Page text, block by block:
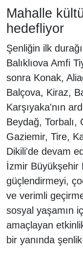
Mahalle
hedefliyor
Şenliğin ilk
Balıklıova Amfi
sonra Konak,
Balçova, Kiraz,
Karşıyaka'nın
Beydağ, Torbalı,
Gaziemir, Tire,
Dikili'de devam
İzmir Büyükşehir
güçlendirmeyi,
ve verimli
sosyal yaşamın
amaçlayan
bir yanında